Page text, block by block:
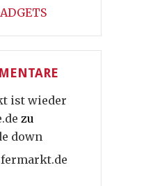
ist wieder
zu
down